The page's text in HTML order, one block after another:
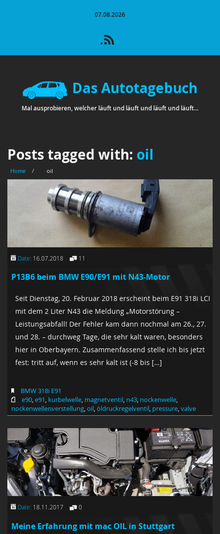
07.08.2026
Das Autotagebuch
Mal ausprobieren, welcher läuft und läuft und läuft und läuft...
Posts tagged with: oil
Home / oil
Date: 16.07.2018 11
P13B6 beim BMW E90/E91 mit N43-Motor
Seit Dienstag, 20. Februar 2018 erscheint beim E91 318i LCI
mit dem 2 Liter N43 die Meldung „Motorstörung –
Leistungsabfall! Der Fehler kam dann nochmal am 26., 27.
und 28. – durchweg Tage, die sehr kalt waren, besonders
hier in Oberbayern. Zusammenfassend stelle ich bis jetzt
fest: tritt auf, wenn es sehr kalt ist (-8 bis […]
BMW 318i E91
e90,e91, kurbelwelle, magnetventil, n43, nockenwelle,
nockenwellenverstellung,oil,öldruckregelventil, pressure,valve
Date: 18.11.2017 0
Meine Erfahrung mit mac OIL in Stuttgart